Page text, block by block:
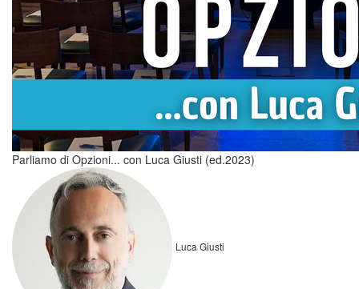
Parliamo di Opzioni... con Luca Giusti (ed.2023)
Luca Giusti